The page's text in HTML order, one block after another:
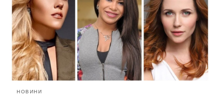
НОВИНИ